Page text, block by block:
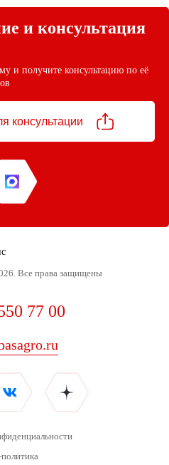
и консультация
и получите консультацию по её
консультации
77 00
Все права защищены